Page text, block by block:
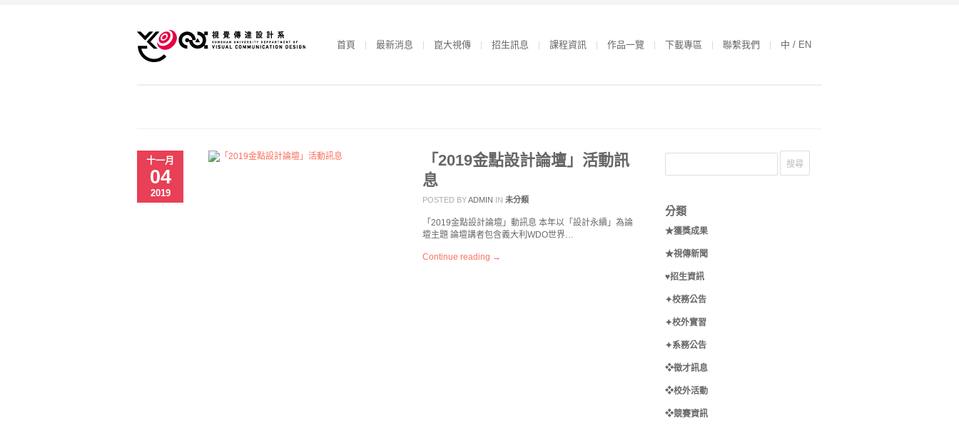
首頁 最新消息 崑大視傳 招生訊息 課程資訊 作品一覽 下載專區 聯繫我們 中 / EN
十一月
04
2019
「2019金點設計論壇」活動訊
息
POSTED BYADMIN IN 未分類
「2019金點設計論壇」動訊息 本年以「設計永續」為論
壇主題 論壇講者包含義大利WDO世界…
Continue reading →
分類
★獲獎成果
★視傳新聞
♥招生資訊
✦校務公告
✦校外實習
✦系務公告
❖徵才訊息
❖校外活動
❖競賽資訊